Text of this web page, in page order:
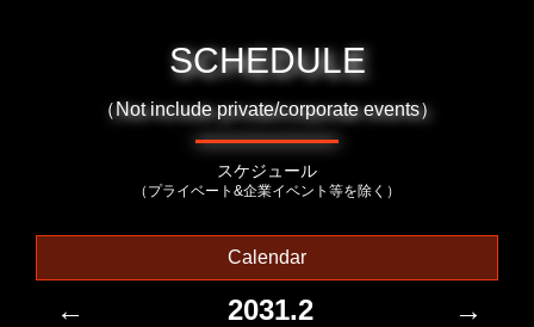
SCHEDULE
（Not include private/corporate events）
スケジュール
（プライベート&企業イベント等を除く）
Calendar
← 2031.2
→